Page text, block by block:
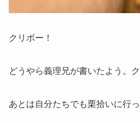
クリボー！
どうやら義理兄が書いたよう。ク
あとは自分たちでも栗拾いに行っ